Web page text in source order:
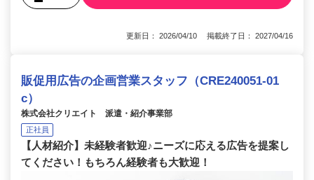
更新日： 2026/04/10 掲載終了日： 2027/04/16
販促用広告の企画営業スタッフ（CRE240051-01
c）
株式会社クリエイト 派遣・紹介事業部
正社員
【人材紹介】未経験者歓迎♪ニーズに応える広告を提案し
てください！もちろん経験者も大歓迎！